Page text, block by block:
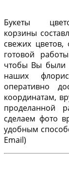
Букеты
корзины
свежих цветов,
готовой
чтобы Вы были
наших
оперативно
координатам,
проделанной
сделаем фото
удобным
Email)